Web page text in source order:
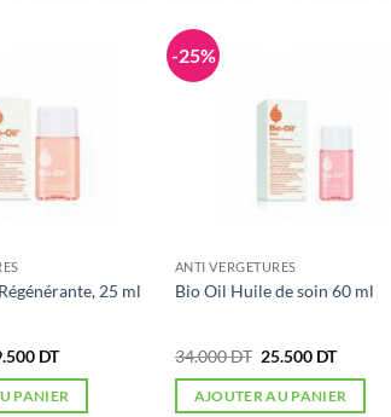
25 ml
:
DTLe
actuel
est :
PANIER
-25%
ANTI VERGETURES
Bio Oil Huile de soin 60 ml
34.000DT Le
initial
était :
25.500 DTLe
actuel
est :
AJOUTER AU PANIER